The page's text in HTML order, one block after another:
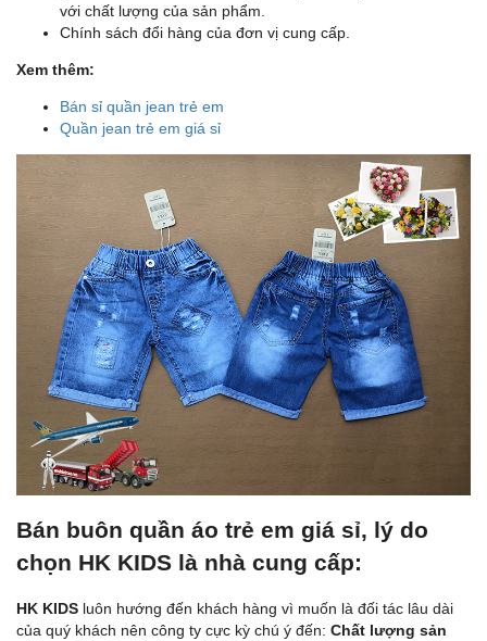
với chất lượng của sản phẩm.
Chính sách đổi hàng của đơn vị cung cấp.
Xem thêm:
Bán sỉ quần jean trẻ em
Quần jean trẻ em giá sỉ
Bán buôn quần áo trẻ em giá sỉ, lý do
chọn HK KIDS là nhà cung cấp:
HK KIDS luôn hướng đến khách hàng vì muốn là đối tác lâu dài
của quý khách nên công ty cực kỳ chú ý đến: Chất lượng sản